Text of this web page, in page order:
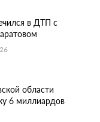
в ДТП с
области
6 миллиардов